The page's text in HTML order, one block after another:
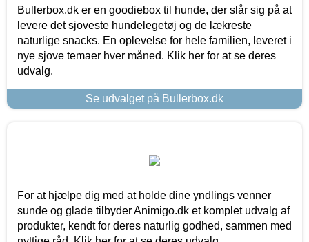
Bullerbox.dk er en goodiebox til hunde, der slår sig på at
levere det sjoveste hundelegetøj og de lækreste
naturlige snacks. En oplevelse for hele familien, leveret i
nye sjove temaer hver måned. Klik her for at se deres
udvalg.
Se udvalget på Bullerbox.dk
For at hjælpe dig med at holde dine yndlings venner
sunde og glade tilbyder Animigo.dk et komplet udvalg af
produkter, kendt for deres naturlig godhed, sammen med